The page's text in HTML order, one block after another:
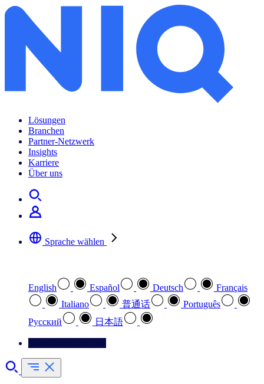
Lösungen
Branchen
Partner-Netzwerk
Insights
Karriere
Über uns
Sprache wählen
English Español Deutsch
Français
Italiano
普通话
Português
Pусский
日本語